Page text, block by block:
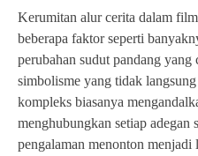
Kerumitan alur cerita dalam
beberapa faktor seperti
perubahan sudut pandang yang
simbolisme yang tidak
kompleks biasanya
menghubungkan setiap adegan
pengalaman menonton